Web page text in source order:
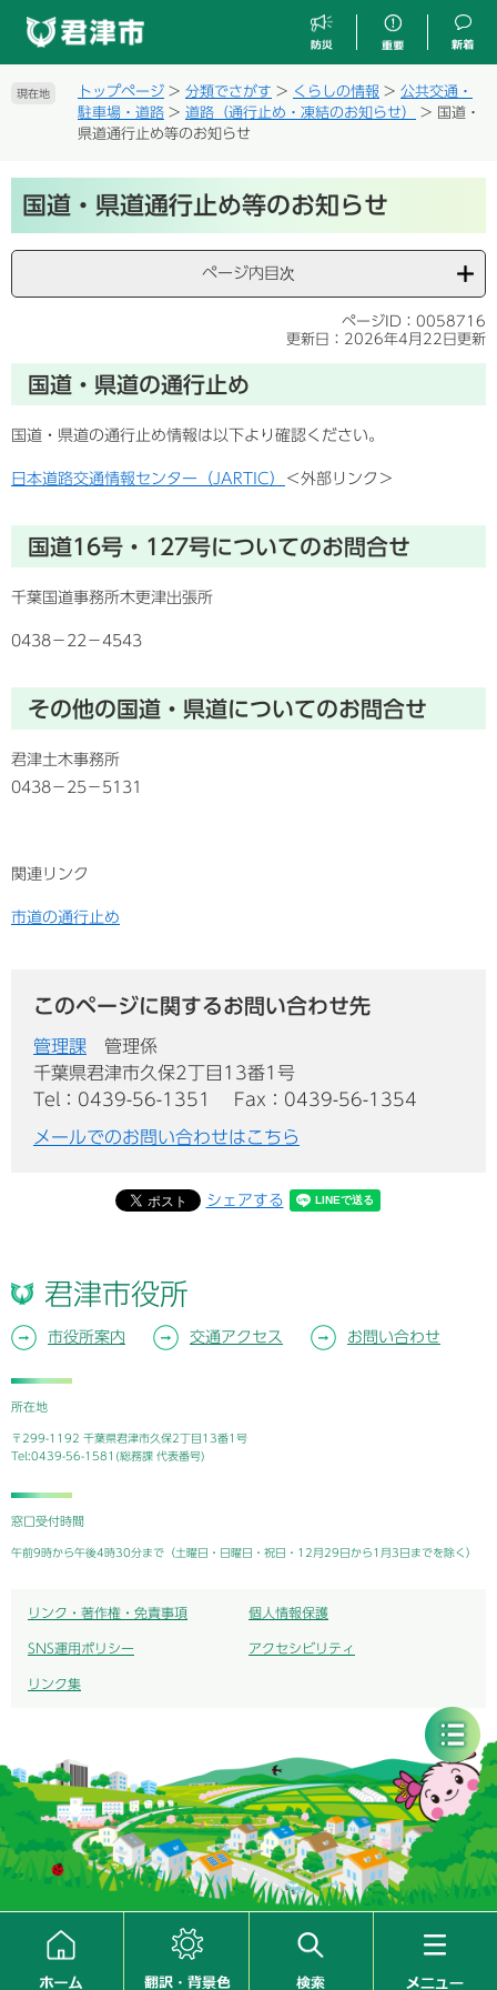
す
し
現在地 トップページ > 分類でさがす > くらしの情報 > 公共交通・
駐車場・道路 > 道路（通行止め・凍結のお知らせ） > 国道・
県道通行止め等のお知らせ
文国道・県道通行止め等のお知らせ
ページ内目次
ページID：0058716
更新日：2026年4月22日更新
国道・県道の通行止め
国道・県道の通行止め情報は以下より確認ください。
日本道路交通情報センター（JARTIC） ＜外部リンク＞
国道16号・127号についてのお問合せ
千葉国道事務所木更津出張所
0438−22−4543
その他の国道・県道についてのお問合せ
君津土木事務所
0438−25−5131
関連リンク
市道の通行止め
このページに関するお問い合わせ先
管理課
管理係
千葉県君津市久保2丁目13番1号
Tel：0439-56-1351
Fax：0439-56-1354
メールでのお問い合わせはこちら
シェアする
君津市役所
市役所案内 交通アクセス お問い合わせ
所在地
〒299-1192 千葉県君津市久保2丁目13番1号
Tel:0439-56-1581(総務課 代表番号)
窓口受付時間
午前9時から午後4時30分まで（土曜日・日曜日・祝日・12月29日から1月3日までを除く）
リンク・著作権・免責事項 個人情報保護
SNS運用ポリシー アクセシビリティ
リンク集